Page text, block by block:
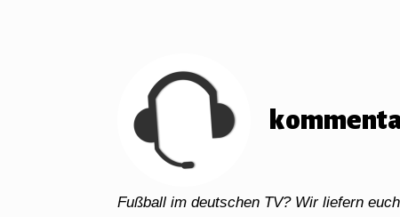
Fußball im deutschen TV? Wir liefern